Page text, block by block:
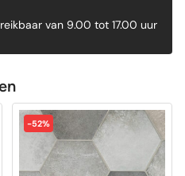
van 9.00 tot 17.00 uur
-52%